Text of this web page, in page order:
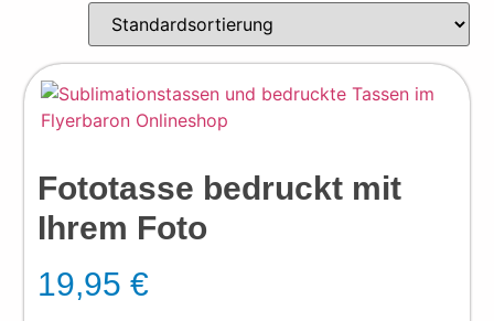
Fototasse bedruckt mit
Ihrem Foto
19,95€